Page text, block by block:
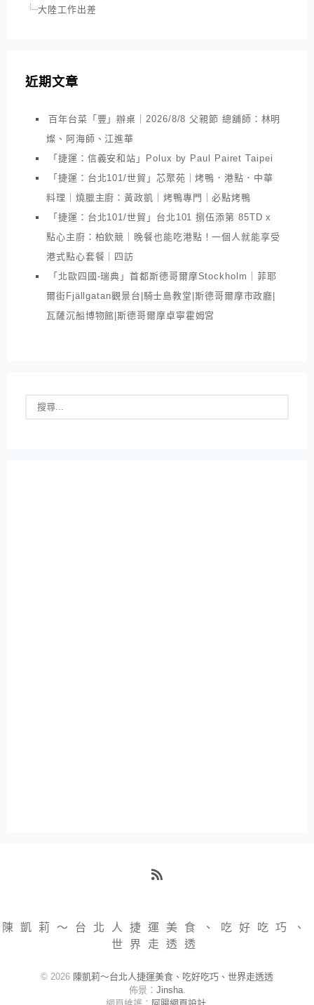
大陸工作出差
近期文章
百年台菜「豐」辦桌｜2026/8/8 父親節 總舖師：林明
燦、阿海師、江進華
「捷運：信義安和站」Polux by Paul Pairet Taipei
「捷運：台北101/世貿」芯聚苑｜烤鴨．港點．中華
料理｜燒臘主廚：黃政凱｜烤鴨專門｜必點烤鴨
「捷運：台北101/世貿」台北101 捌伍添第 85TD x
點心主廚：柏欽競｜晚餐也能吃港點！一個人就能享受
港式點心套餐｜四訪
「北歐四國-瑞典」首都斯德哥爾摩Stockholm｜菲耶
爾街Fjällgatan觀景台|騎士島教堂|斯德哥爾摩市政廳|
瓦薩沉船博物館|斯德哥爾摩卓寧霍姆宮
陳凱莉～台北人捷運美食、吃好吃巧、
世界走透透
© 2026 陳凱莉～台北人捷運美食、吃好吃巧、世界走透透
佈景： Jinsha.